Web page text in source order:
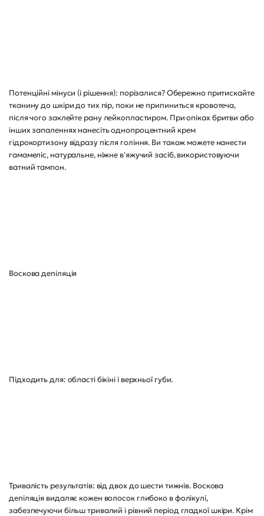
Потенційні мінуси (і рішення): порізалися? Обережно притискайте
тканину до шкіри до тих пір, поки не припиниться кровотеча,
після чого заклейте рану лейкопластиром. При опіках бритви або
інших запаленнях нанесіть однопроцентний крем
гідрокортизону відразу після гоління. Ви також можете нанести
гамамеліс, натуральне, ніжне в'яжучий засіб, використовуючи
ватний тампон.
Воскова депіляція
Підходить для: області бікіні і верхньої губи.
Тривалість результатів: від двох до шести тижнів. Воскова
депіляція видаляє кожен волосок глибоко в фолікулі,
забезпечуючи більш тривалий і рівний період гладкої шкіри. Крім